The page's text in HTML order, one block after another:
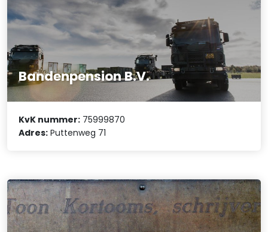
Bandenpension B.V.
KvK nummer: 75999870
Adres: Puttenweg 71